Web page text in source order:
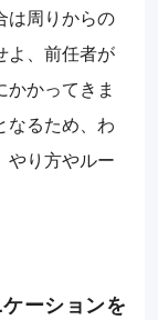
は周りからの
よ、前任者が
かってきま
なるため、わ
やり方やルー
ーションを